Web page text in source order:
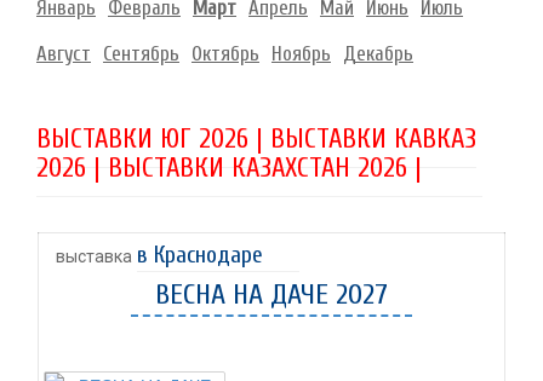
Январь Февраль Март Апрель Май Июнь Июль
Август Сентябрь Октябрь Ноябрь Декабрь
ВЫСТАВКИ ЮГ 2026 | ВЫСТАВКИ КАВКАЗ
2026 | ВЫСТАВКИ КАЗАХСТАН 2026 |
ВЕСНА НА ДАЧЕ 2027
выставка в Краснодаре